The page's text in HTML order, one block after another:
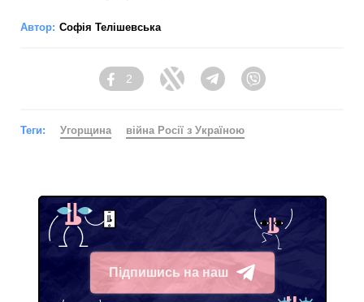
Автор: Софія Телішевська
Facebook
2
Twitter TelegramViber
Теги: Угорщина війна Росії з Україною
Підпишись на наш
Telegram